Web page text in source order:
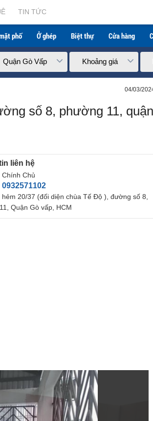
TIN TỨC
phố Ở ghép Biệt thự Cửa hàng
Quận Gò Vấp Khoảng giá
04/03/
số 8, phường 11,
liên hệ
Chính Chủ
0932571102
hẻm 20/37 (đối diện chùa Tế Độ ), đường số 8,
Quận Gò vấp, HCM